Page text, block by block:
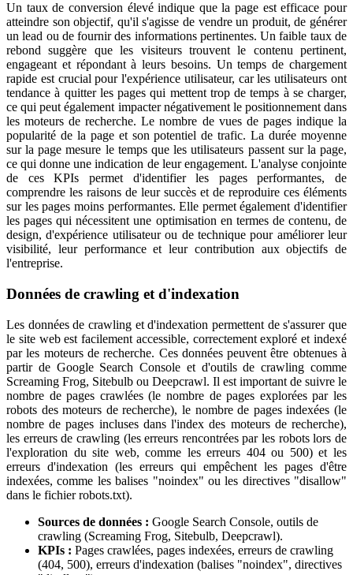
Un taux de conversion élevé indique que la page est efficace pour
atteindre son objectif, qu'il s'agisse de vendre un produit, de générer
un lead ou de fournir des informations pertinentes. Un faible taux de
rebond suggère que les visiteurs trouvent le contenu pertinent,
engageant et répondant à leurs besoins. Un temps de chargement
rapide est crucial pour l'expérience utilisateur, car les utilisateurs ont
tendance à quitter les pages qui mettent trop de temps à se charger,
ce qui peut également impacter négativement le positionnement dans
les moteurs de recherche. Le nombre de vues de pages indique la
popularité de la page et son potentiel de trafic. La durée moyenne
sur la page mesure le temps que les utilisateurs passent sur la page,
ce qui donne une indication de leur engagement. L'analyse conjointe
de ces KPIs permet d'identifier les pages performantes, de
comprendre les raisons de leur succès et de reproduire ces éléments
sur les pages moins performantes. Elle permet également d'identifier
les pages qui nécessitent une optimisation en termes de contenu, de
design, d'expérience utilisateur ou de technique pour améliorer leur
visibilité, leur performance et leur contribution aux objectifs de
l'entreprise.
Données de crawling et d'indexation
Les données de crawling et d'indexation permettent de s'assurer que
le site web est facilement accessible, correctement exploré et indexé
par les moteurs de recherche. Ces données peuvent être obtenues à
partir de Google Search Console et d'outils de crawling comme
Screaming Frog, Sitebulb ou Deepcrawl. Il est important de suivre le
nombre de pages crawlées (le nombre de pages explorées par les
robots des moteurs de recherche), le nombre de pages indexées (le
nombre de pages incluses dans l'index des moteurs de recherche),
les erreurs de crawling (les erreurs rencontrées par les robots lors de
l'exploration du site web, comme les erreurs 404 ou 500) et les
erreurs d'indexation (les erreurs qui empêchent les pages d'être
indexées, comme les balises "noindex" ou les directives "disallow"
dans le fichier robots.txt).
Sources de données : Google Search Console, outils de
crawling (Screaming Frog, Sitebulb, Deepcrawl).
KPIs : Pages crawlées, pages indexées, erreurs de crawling
(404, 500), erreurs d'indexation (balises "noindex", directives